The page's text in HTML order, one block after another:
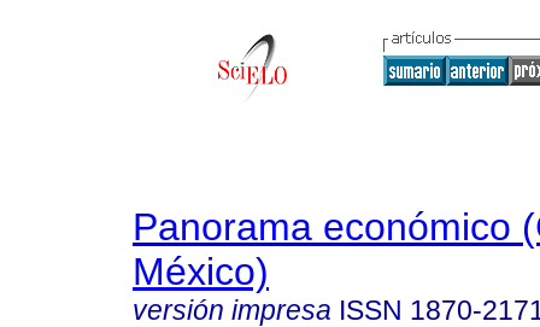
Panorama económico
México)
versión impresa ISSN 1870-